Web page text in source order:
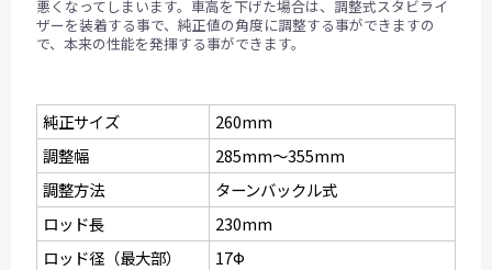
悪くなってしまいます。車高を下げた場合は、調整式スタビライ
ザーを装着する事で、純正値の角度に調整する事ができますの
で、本来の性能を発揮する事ができます。
純正サイズ
260mm
調整幅
285mm〜355mm
調整方法
ターンバックル式
ロッド長
230mm
ロッド径（最大部）
17Ф